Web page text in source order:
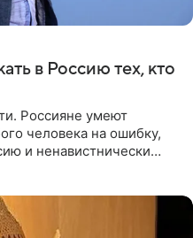
в Россию тех, кто
Россияне умеют
человека на ошибку,
и ненавистнически